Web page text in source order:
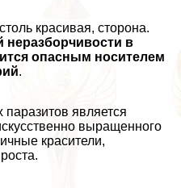
красивая, сторона.
неразборчивости в
опасным носителем
.
является
выращенного
красители,